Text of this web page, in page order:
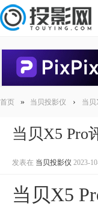
首页 » 当贝投影仪 › 当
当贝X5 Pro
发表在 当贝投影仪 2023-
当贝X5